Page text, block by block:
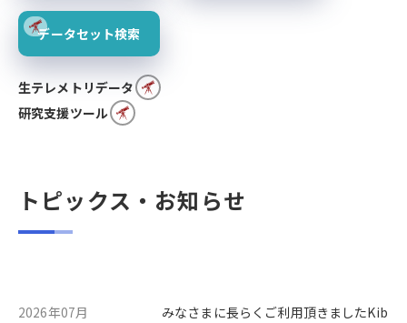
データセット検索
生テレメトリデータ
研究支援ツール
トピックス・お知らせ
2026年07月
みなさまに長らくご利用頂きましたKib